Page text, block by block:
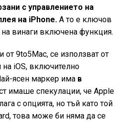
с управлението на
на iPhone.А то е ключов
на винаги включена функция.
от 9to5Mac, се използват от
iOS, включително
ясен маркер има в
имаше спекулации, че Apple
с опцията, но тъй като той
това може би няма да се